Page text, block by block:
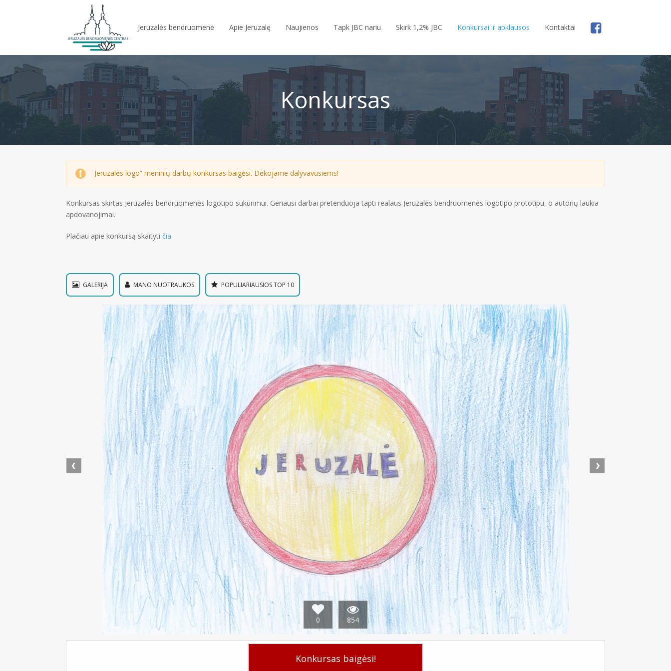
Jeruzalės bendruomenė Apie Jeruzalę Naujienos Tapk JBC nariu Skirk 1,2% JBC Konkursai ir apklausos Kontaktai
Konkursas
Jeruzalės logo” meninių darbų konkursas baigėsi. Dėkojame dalyvavusiems!
Konkursas skirtas Jeruzalės bendruomenės logotipo sukūrimui. Geriausi darbai pretenduoja tapti realaus Jeruzalės bendruomenės logotipo prototipu, o autorių laukia
apdovanojimai.
Plačiau apie konkursą skaityti čia
GALERIJA MANO NUOTRAUKOS POPULIARIAUSIOS TOP 10
0 854
Konkursas baigėsi!